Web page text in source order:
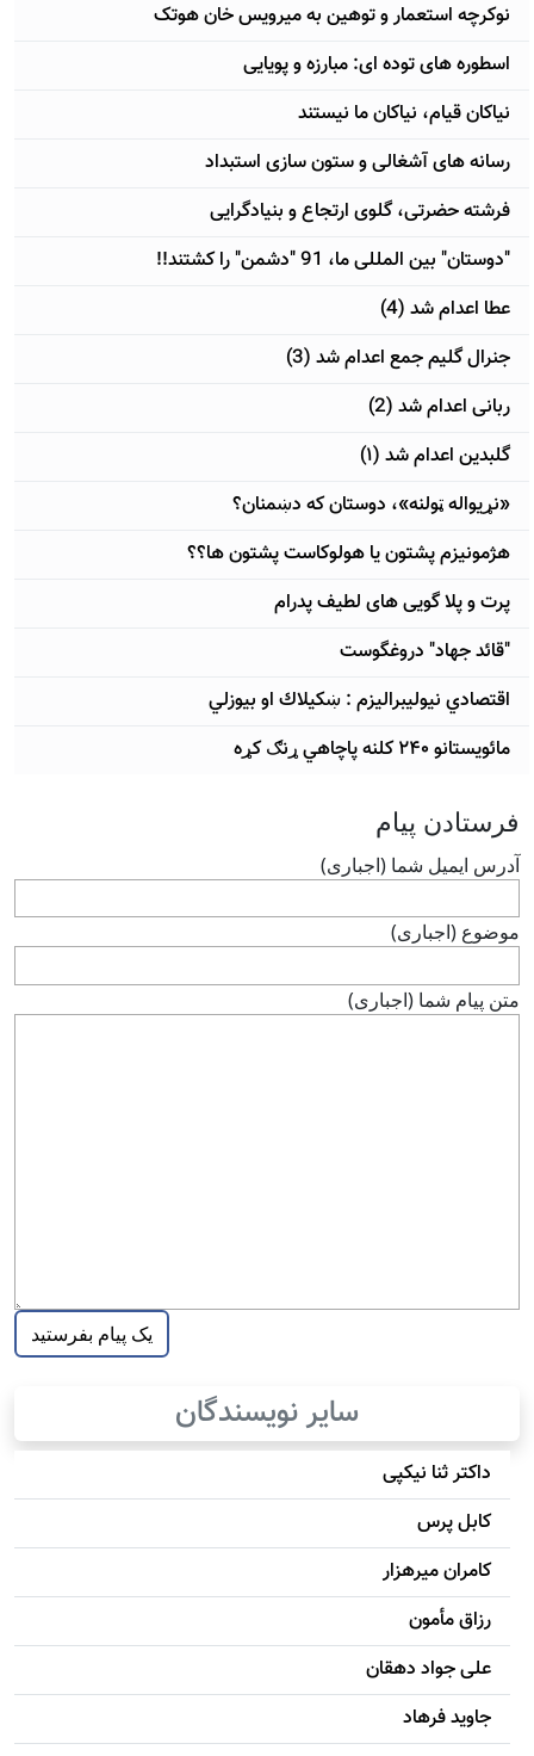
نوکرچه استعمار و توهین به میرویس خان هوتک
اسطوره های توده ای: مبارزه و پویایی
نياكان قيام، نياكان ما نيستند
رسانه های آشغالی و ستون سازی استبداد
فرشته حضرتی، گلوی ارتجاع و بنیادگرایی
"دوستان" بین المللی ما، 91 "دشمن" را کشتند!!
عطا اعدام شد (4)
جنرال گلیم جمع اعدام شد (3)
ربانی اعدام شد (2)
گلبدین اعدام شد (۱)
«نړیواله ټولنه»، دوستان که دښمنان؟
هژمونیزم پشتون یا هولوکاست پشتون ها؟؟
پرت و پلا گویی های لطیف پدرام
"قائد جهاد" دروغگوست
اقتصادي نيوليبراليزم : ښكيلاك او بيوزلي
مائویستانو ۲۴۰ کلنه پاچاهي ړنګ کړه
فرستادن پيام
آدرس ايميل شما (اجباری)
موضوع (اجباری)
متن پيام شما (اجباری)
سایر نویسندگان
داکتر ثنا نیکپی
کابل پرس
کامران میرهزار
رزاق مأمون
علی جواد دهقان
جاويد فرهاد